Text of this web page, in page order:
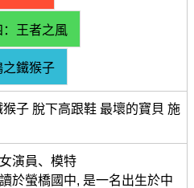
：王者之風
之鐵猴子
子 脫下高跟鞋 最壞的寶貝 施
演員、模特
於螢橋國中, 是一名出生於中